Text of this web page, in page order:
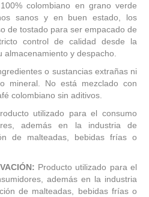
colombiano en grano verde
sanos y en buen estado, los
de tostado para ser empacado de
control de calidad desde la
almacenamiento y despacho.
o sustancias extrañas ni
mineral. No está mezclado con
colombiano sin aditivos.
utilizado para el consumo
además en la industria de
de malteadas, bebidas frías o
Producto utilizado para el
además en la industria
de malteadas, bebidas frías o